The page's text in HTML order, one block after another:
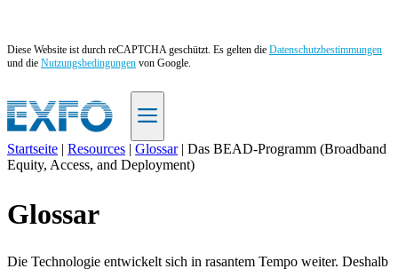
Diese Website ist durch reCAPTCHA geschützt. Es gelten die Datenschutzbestimmungen
und die Nutzungsbedingungen von Google.
DE
Produkte
Lösungen
Services
Startseite | Resources | Glossar | Das BEAD-Programm (Broadband
Equity, Access, and Deployment)
Glossar
Die Technologie entwickelt sich in rasantem Tempo weiter. Deshalb